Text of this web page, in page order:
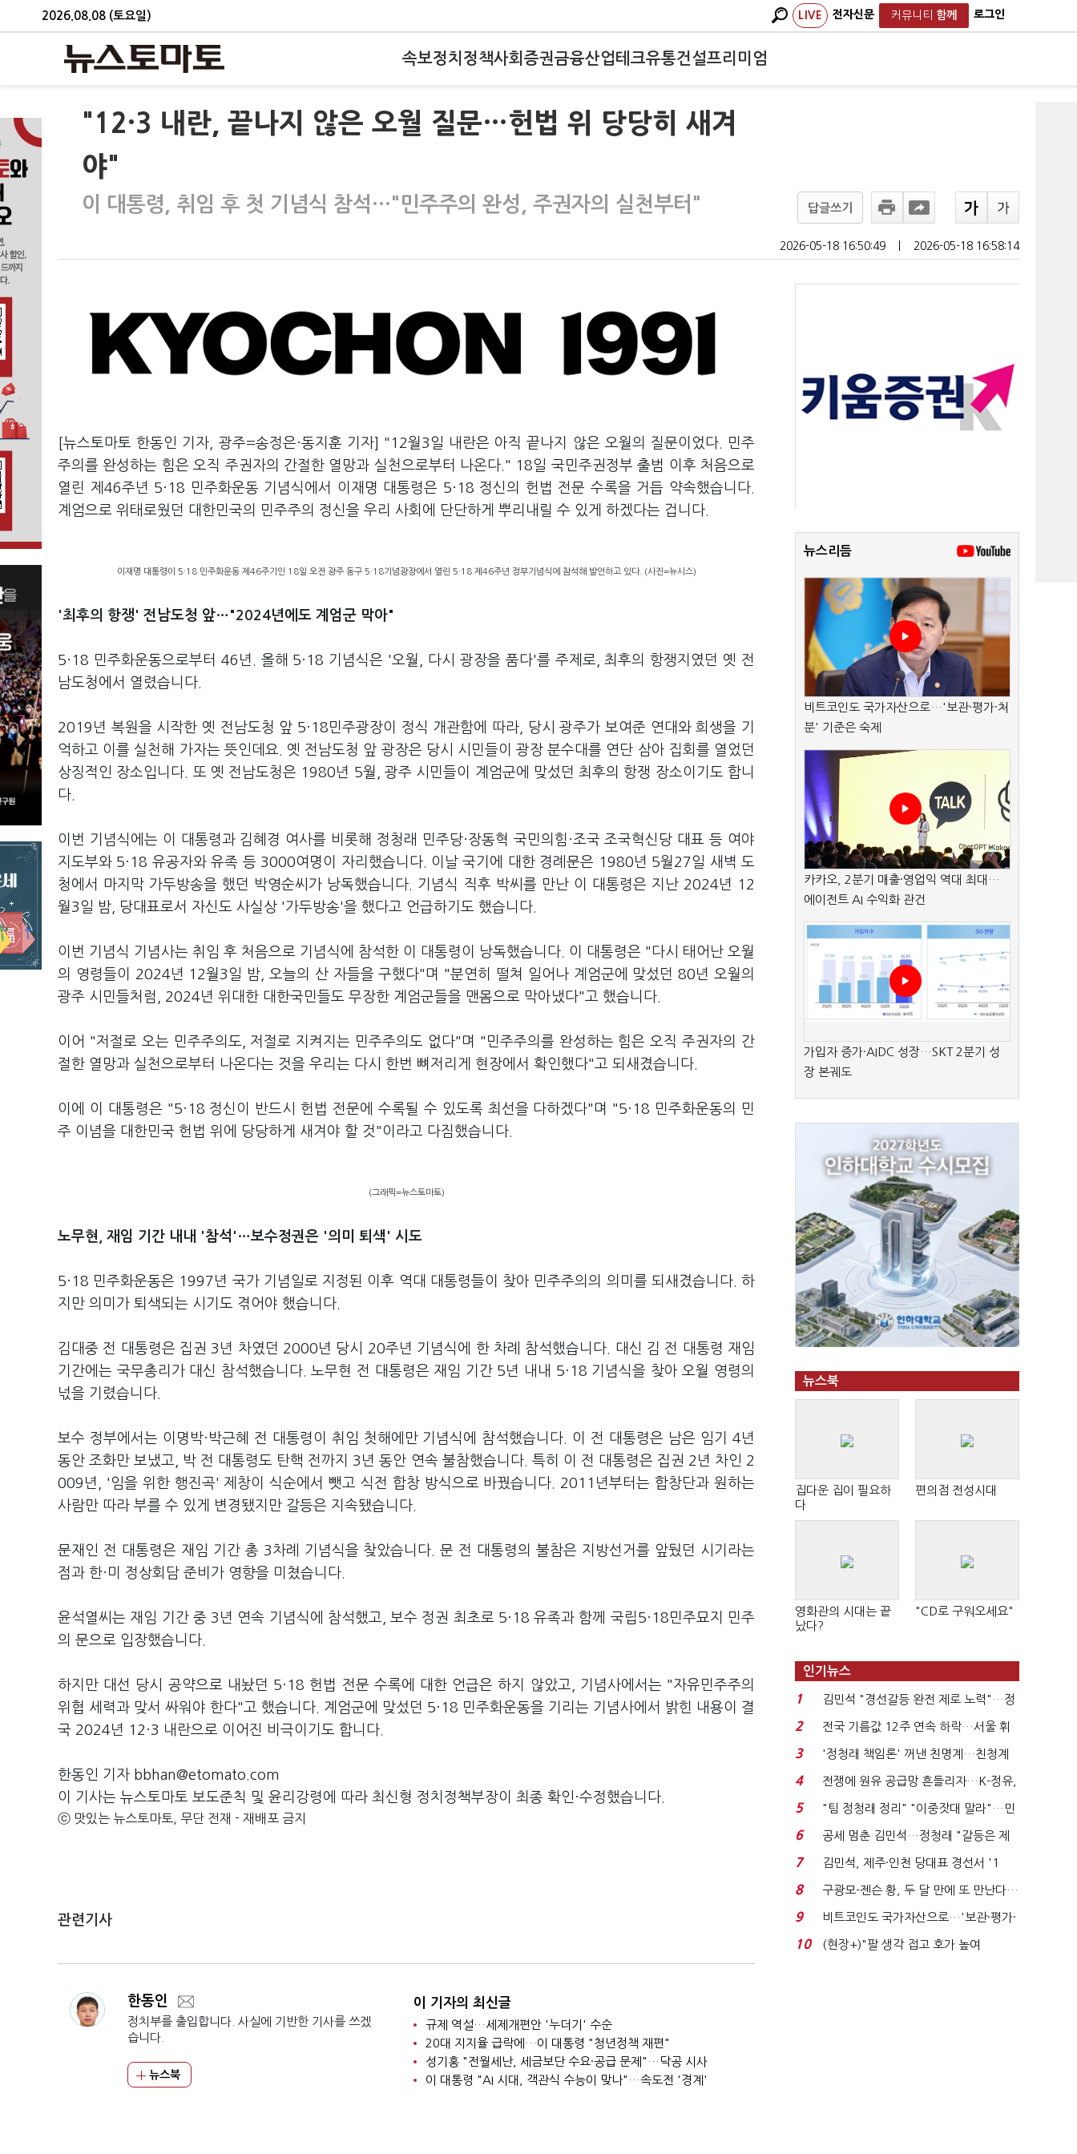
2026.08.08 (토요일) LIVE 전자신문 커뮤니티 함께 로그인
속보정치 정책사회 증권금융산업테크유통건설프리미엄
"12·3 내란, 끝나지 않은 오월 질문…헌법 위 당당히 새겨
야"
이 대통령, 취임 후 첫 기념식 참석…"민주주의 완성, 주권자의 실천부터" 답글쓰기
2026-05-18 16:50:49 2026-05-18 16:58:14
[뉴스토마토 한동인 기자, 광주=송정은·동지훈 기자] "12월3일 내란은 아직 끝나지 않은 오월의 질문이었다. 민주
주의를 완성하는 힘은 오직 주권자의 간절한 열망과 실천으로부터 나온다." 18일 국민주권정부 출범 이후 처음으로
열린 제46주년 5·18 민주화운동 기념식에서 이재명 대통령은 5·18 정신의 헌법 전문 수록을 거듭 약속했습니다.
계엄으로 위태로웠던 대한민국의 민주주의 정신을 우리 사회에 단단하게 뿌리내릴 수 있게 하겠다는 겁니다.
이재명 대통령이 5·18 민주화운동 제46주기인 18일 오전 광주 동구 5·18기념광장에서 열린 5·18 제46주년 정부기념식에 참석해 발언하고 있다. (사진=뉴시스)
'최후의 항쟁' 전남도청 앞…"2024년에도 계엄군 막아"
5·18 민주화운동으로부터 46년. 올해 5·18 기념식은 '오월, 다시 광장을 품다'를 주제로, 최후의 항쟁지였던 옛 전
남도청에서 열렸습니다.
2019년 복원을 시작한 옛 전남도청 앞 5·18민주광장이 정식 개관함에 따라, 당시 광주가 보여준 연대와 희생을 기
억하고 이를 실천해 가자는 뜻인데요. 옛 전남도청 앞 광장은 당시 시민들이 광장 분수대를 연단 삼아 집회를 열었던
상징적인 장소입니다. 또 옛 전남도청은 1980년 5월, 광주 시민들이 계엄군에 맞섰던 최후의 항쟁 장소이기도 합니
다.
이번 기념식에는 이 대통령과 김혜경 여사를 비롯해 정청래 민주당·장동혁 국민의힘·조국 조국혁신당 대표 등 여야
지도부와 5·18 유공자와 유족 등 3000여명이 자리했습니다. 이날 국기에 대한 경례문은 1980년 5월27일 새벽 도
청에서 마지막 가두방송을 했던 박영순씨가 낭독했습니다. 기념식 직후 박씨를 만난 이 대통령은 지난 2024년 12
월3일 밤, 당대표로서 자신도 사실상 '가두방송'을 했다고 언급하기도 했습니다.
이번 기념식 기념사는 취임 후 처음으로 기념식에 참석한 이 대통령이 낭독했습니다. 이 대통령은 "다시 태어난 오월
의 영령들이 2024년 12월3일 밤, 오늘의 산 자들을 구했다"며 "분연히 떨쳐 일어나 계엄군에 맞섰던 80년 오월의
광주 시민들처럼, 2024년 위대한 대한국민들도 무장한 계엄군들을 맨몸으로 막아냈다"고 했습니다.
이어 "저절로 오는 민주주의도, 저절로 지켜지는 민주주의도 없다"며 "민주주의를 완성하는 힘은 오직 주권자의 간
절한 열망과 실천으로부터 나온다는 것을 우리는 다시 한번 뼈저리게 현장에서 확인했다"고 되새겼습니다.
이에 이 대통령은 "5·18 정신이 반드시 헌법 전문에 수록될 수 있도록 최선을 다하겠다"며 "5·18 민주화운동의 민
주 이념을 대한민국 헌법 위에 당당하게 새겨야 할 것"이라고 다짐했습니다.
(그래픽=뉴스토마토)
노무현, 재임 기간 내내 '참석' …보수정권은 '의미 퇴색' 시도
5·18 민주화운동은 1997년 국가 기념일로 지정된 이후 역대 대통령들이 찾아 민주주의의 의미를 되새겼습니다. 하
지만 의미가 퇴색되는 시기도 겪어야 했습니다.
김대중 전 대통령은 집권 3년 차였던 2000년 당시 20주년 기념식에 한 차례 참석했습니다. 대신 김 전 대통령 재임
기간에는 국무총리가 대신 참석했습니다. 노무현 전 대통령은 재임 기간 5년 내내 5·18 기념식을 찾아 오월 영령의
넋을 기렸습니다.
보수 정부에서는 이명박·박근혜 전 대통령이 취임 첫해에만 기념식에 참석했습니다. 이 전 대통령은 남은 임기 4년
동안 조화만 보냈고, 박 전 대통령도 탄핵 전까지 3년 동안 연속 불참했습니다. 특히 이 전 대통령은 집권 2년 차인 2
009년, '임을 위한 행진곡' 제창이 식순에서 뺏고 식전 합창 방식으로 바꿨습니다. 2011년부터는 합창단과 원하는
사람만 따라 부를 수 있게 변경됐지만 갈등은 지속됐습니다.
문재인 전 대통령은 재임 기간 총 3차례 기념식을 찾았습니다. 문 전 대통령의 불참은 지방선거를 앞뒀던 시기라는
점과 한·미 정상회담 준비가 영향을 미쳤습니다.
윤석열씨는 재임 기간 중 3년 연속 기념식에 참석했고, 보수 정권 최초로 5·18 유족과 함께 국립5·18민주묘지 민주
의 문으로 입장했습니다.
하지만 대선 당시 공약으로 내놨던 5·18 헌법 전문 수록에 대한 언급은 하지 않았고, 기념사에서는 "자유민주주의
위협 세력과 맞서 싸워야 한다"고 했습니다. 계엄군에 맞섰던 5·18 민주화운동을 기리는 기념사에서 밝힌 내용이 결
국 2024년 12·3 내란으로 이어진 비극이기도 합니다.
한동인 기자 bbhan@etomato.com
이 기사는 뉴스토마토 보도준칙 및 윤리강령에 따라 최신형 정치정책부장이 최종 확인·수정했습니다.
ⓒ 맛있는 뉴스토마토, 무단 전재 - 재배포 금지
관련기사
한동인
정치부를 출입합니다. 사실에 기반한 기사를 쓰겠
습니다.
뉴스북
이 기자의 최신글
규제 역설…세제개편안 '누더기' 수순
20대 지지율 급락에…이 대통령 "청년정책 재편"
성기홍 "전월세난, 세금보단 수요·공급 문제"…닥공 시사
이 대통령 "AI 시대, 객관식 수능이 맞나"…속도전 '경계'
뉴스리듬
비트코인도 국가자산으로…'보관·평가·처
분' 기준은 숙제
카카오, 2분기 매출·영업익 역대 최대…
에이전트 AI 수익화 관건
가입자 증가·AIDC 성장…SKT 2분기 성
장 본궤도
뉴스북
집다운 집이 필요하
다
편의점 전성시대
영화관의 시대는 끝
났다?
"CD로 구워오세요"
인기뉴스
1
김민석 "경선갈등 완전 제로 노력"…정
청래 "반명 공세 사...
2
전국 기름값 12주 연속 하락…서울 휘
발윳값 1909원...
3
'정청래 책임론' 꺼낸 친명계…친청계
는 추가투표 때리기...
4
전쟁에 원유 공급망 흔들리자…K-정유,
에너지안보 핵심...
5
"팀 정청래 정리" "이중잣대 말라"…민
주 최고위원 계파 다...
6
공세 멈춘 김민석…정청래 "갈등은 제
가 수습"
7
김민석, 제주·인천 당대표 경선서 '1
위'(1보)...
8
구광모-젠슨 황, 두 달 만에 또 만난다…
로봇·AI 등 논...
9
비트코인도 국가자산으로…'보관·평가·
처분' 기준은 ...
10
(현장+)"팔 생각 접고 호가 높여